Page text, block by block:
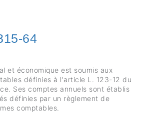
64
et économique est soumis aux
définies à l'article L. 123-12 du
Ses comptes annuels sont établis
définies par un règlement de
comptables.